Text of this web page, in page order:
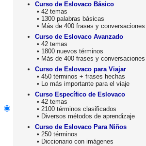
Curso de Eslovaco Básico
• 42 temas
• 1300 palabras básicas
• Más de 400 frases y conversaciones
Curso de Eslovaco Avanzado
• 42 temas
• 1800 nuevos términos
• Más de 400 frases y conversaciones
Curso de Eslovaco para Viajar
• 450 términos + frases hechas
• Lo más importante para el viaje
Curso Específico de Eslovaco
• 42 temas
• 2100 términos clasificados
• Diversos métodos de aprendizaje
Curso de Eslovaco Para Niños
• 250 términos
• Diccionario con imágenes